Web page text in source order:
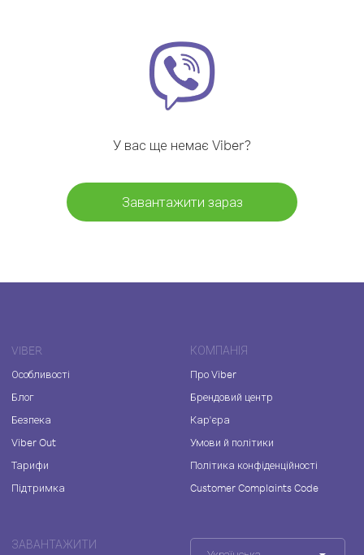
У вас ще немає Viber?
Завантажити зараз
VIBER
Особливості
Блог
Безпека
Viber Out
Тарифи
Підтримка
КОМПАНІЯ
Про Viber
Брендовий центр
Кар'єра
Умови й політики
Політика конфіденційності
Customer Complaints Code
ЗАВАНТАЖИТИ